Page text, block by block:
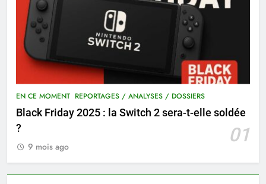
EN CE MOMENT REPORTAGES / ANALYSES / DOSSIERS
Black Friday 2025 : la Switch 2 sera-t-elle soldée
?
01
9 mois ago